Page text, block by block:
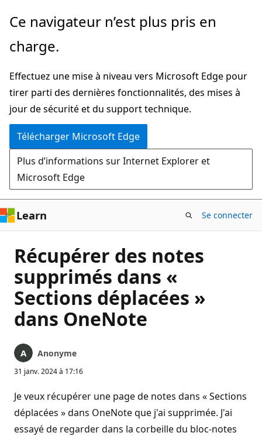
Passer
directement
au
principal
Ce navigateur n’est plus pris en
charge.
Effectuez une mise à niveau vers Microsoft Edge pour
tirer parti des dernières fonctionnalités, des mises à
jour de sécurité et du support technique.
Télécharger Microsoft Edge
Plus d’informations sur Internet Explorer et
Microsoft Edge
Learn Se connecter
Récupérer des notes
supprimés dans «
Sections déplacées »
dans OneNote
Anonyme
31 janv. 2024 à 17:16
Je veux récupérer une page de notes dans « Sections
déplacées » dans OneNote que j'ai supprimée. J'ai
essayé de regarder dans la corbeille du bloc-notes